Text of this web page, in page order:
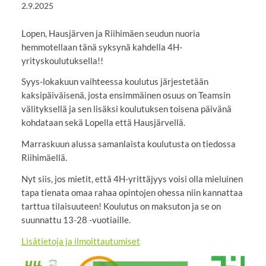
2.9.2025
Lopen, Hausjärven ja Riihimäen seudun nuoria
hemmotellaan tänä syksynä kahdella 4H-
yrityskoulutuksella!!
Syys-lokakuun vaihteessa koulutus järjestetään
kaksipäiväisenä, josta ensimmäinen osuus on Teamsin
välityksellä ja sen lisäksi koulutuksen toisena päivänä
kohdataan sekä Lopella että Hausjärvellä.
Marraskuun alussa samanlaista koulutusta on tiedossa
Riihimäellä.
Nyt siis, jos mietit, että 4H-yrittäjyys voisi olla mieluinen
tapa tienata omaa rahaa opintojen ohessa niin kannattaa
tarttua tilaisuuteen! Koulutus on maksuton ja se on
suunnattu 13-28 -vuotiaille.
Lisätietoja ja ilmoittautumiset